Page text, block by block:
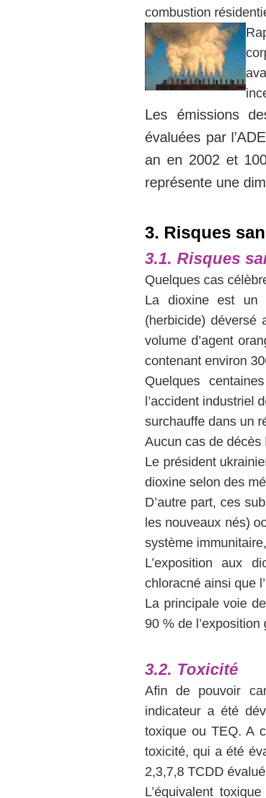
combustion
Les émissions
évaluées par
an en 2002 et
représente une
3. Risques
3.1. Risques
Quelques cas
La dioxine est un
(herbicide) déversé
volume d’agent
contenant environ
Quelques
l’accident industriel
surchauffe dans un
Aucun cas de décès
Le président
dioxine selon des
D’autre part, ces
les nouveaux nés)
système
L’exposition aux
chloracné ainsi que
La principale voie
90 % de l’exposition
3.2. Toxicité
Afin de pouvoir
indicateur a été
toxique ou TEQ. A
toxicité, qui a été
2,3,7,8 TCDD
L’équivalent